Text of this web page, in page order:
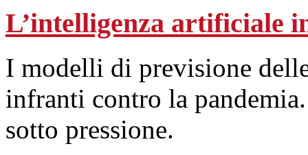
L’intelligenza artificiale
I modelli di previsione
infranti contro la
sotto pressione.